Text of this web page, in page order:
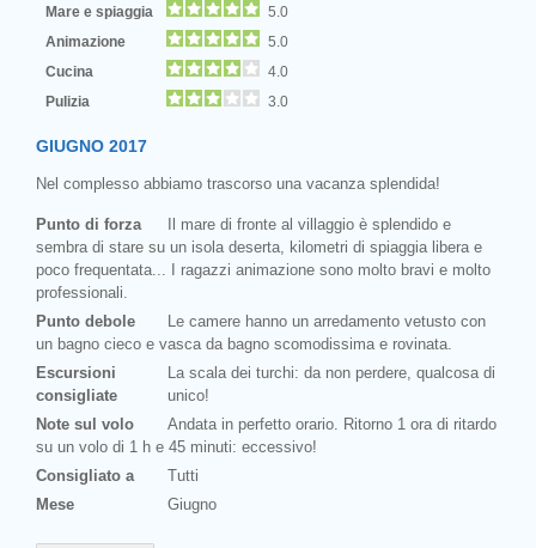
Mare e spiaggia
5.0
Animazione
5.0
Cucina
4.0
Pulizia
3.0
GIUGNO 2017
Nel complesso abbiamo trascorso una vacanza splendida!
Punto di forza
Il mare di fronte al villaggio è splendido e
sembra di stare su un isola deserta, kilometri di spiaggia libera e
poco frequentata... I ragazzi animazione sono molto bravi e molto
professionali.
Punto debole
Le camere hanno un arredamento vetusto con
un bagno cieco e vasca da bagno scomodissima e rovinata.
Escursioni
consigliate
La scala dei turchi: da non perdere, qualcosa di
unico!
Note sul volo
Andata in perfetto orario. Ritorno 1 ora di ritardo
su un volo di 1 h e 45 minuti: eccessivo!
Consigliato a
Tutti
Mese
Giugno